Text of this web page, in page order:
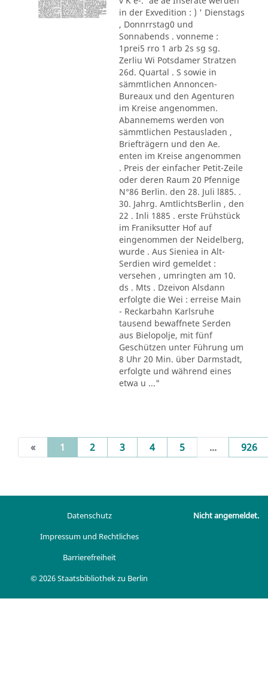
in der Exvedition : ) ' Dienstags
, Donnrrstag0 und
Sonnabends . vonneme :
1prei5 rro 1 arb 2s sg sg.
Zerliu Wi Potsdamer Stratzen
26d. Quartal . S sowie in
sämmtlichen Annoncen-
Bureaux und den Agenturen
im Kreise angenommen.
Abannemems werden von
sämmtlichen Pestausladen ,
Briefträgern und den Ae.
enten im Kreise angenommen
. Preis der einfacher Petit-Zeile
oder deren Raum 20 Pfennige
N°86 Berlin. den 28. Juli l885. .
30. Jahrg. AmtlichtsBerlin , den
22 . Inli 1885 . erste Frühstück
im Franiksutter Hof auf
eingenommen der Neidelberg,
wurde . Aus Sieniea in Alt-
Serdien wird gemeldet :
versehen , umringten am 10.
ds . Mts . Dzeivon Alsdann
erfolgte die Wei : erreise Main
- Reckarbahn Karlsruhe
tausend bewaffnete Serden
aus Bielopolje, mit fünf
Geschützen unter Führung um
8 Uhr 20 Min. über Darmstadt,
erfolgte und während eines
etwa u ..."
« 1 (current)
2 3 4 5 ... 926
Datenschutz
Impressum und Rechtliches
Barrierefreiheit
© 2026 Staatsbibliothek zu Berlin
Nicht angemeldet.